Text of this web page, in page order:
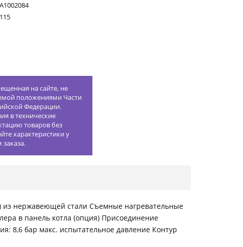
A1002084
115
на сайте, не
положениями Части
Федерации.
в технические
товаров без
характеристики у
из нержавеющей стали Съемные нагревательные
в панель котла (опция) Присоединение
8,6 бар макс. испытательное давление Контур